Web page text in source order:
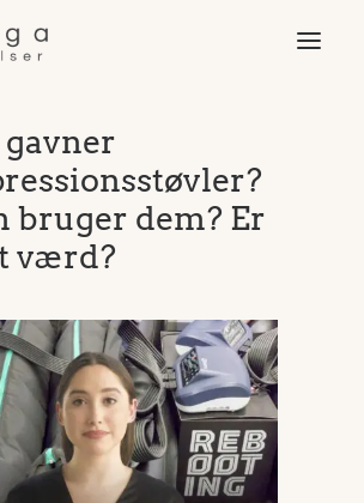
bruger dem? Er
værd?